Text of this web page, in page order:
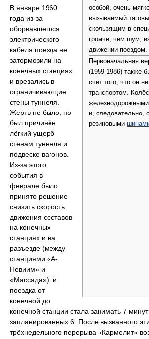
особой, очень
вызываемый
скользящим в
громче, чем шум,
движении поездом.
Первоначальная
(1959-1986) также
счёт того, что он
транспортом.
и, следовательно,
резиновыми
В январе 1960
года из-за
оборвавшегося
электрического
кабеля поезда не
затормозили на
конечных станциях
и врезались в
ограничивающие
стены туннеля.
Жертв не было, но
был причинён
лёгкий ущерб
стенам туннеля и
подвеске вагонов.
Из-за этого
события в
феврале было
принято решение
снизить скорость
движения составов
на конечных
станциях и на
разъезде (между
станциями «А-
Невиим» и
«Массада»), и
поездка от
конечной до
конечной станции стала занимать 7
запланированных 6. После вызванного
трёхнедельного перерыва «Кармелит»